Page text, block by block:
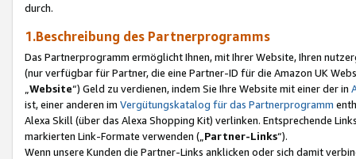
durch.
1.Beschreibung des Partnerprogramms
Das Partnerprogramm ermöglicht Ihnen, mit Ihrer Website, Ihren
(nur verfügbar für Partner, die eine Partner-ID für die Amazon UK
Website“) Geld zu verdienen, indem Sie Ihre Website mit einer der in
ist, einer anderen im Vergütungskatalog für das Partnerprogramm
Alexa Skill (über das Alexa Shopping Kit) verlinken. Entsprechende
markierten Link-Formate verwenden („ Partner-Links“).
Wenn unsere Kunden die Partner-Links anklicken oder sich damit